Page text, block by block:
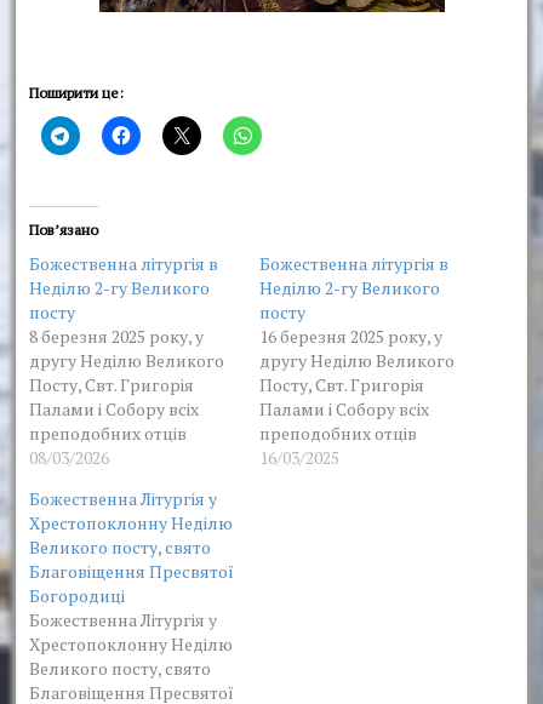
Поширити це:
Пов’язано
Божественна літургія в
Неділю 2-гу Великого
посту
8 березня 2025 року, у
другу Неділю Великого
Посту, Свт. Григорія
Палами і Собору всіх
преподобних отців
Києво-Печерських, у
відслужено дві
Божественні літургії,
першу з яких звершено
соборно духовенством
монастиря, яку очолив
архімандрит Нестор з
братіею обителі у
священному сані. Після
проголошення сугубої
08/03/2026
Божественна літургія в
Неділю 2-гу Великого
посту
16 березня 2025 року, у
другу Неділю Великого
Посту, Свт. Григорія
Палами і Собору всіх
преподобних отців
Києво-Печерських, у
16/03/2025
Божественна Літургія у
Хрестопоклонну Неділю
Великого посту, свято
Благовіщення Пресвятої
Богородиці
Божественна Літургія у
Хрестопоклонну Неділю
Великого посту, свято
Благовіщення Пресвятої